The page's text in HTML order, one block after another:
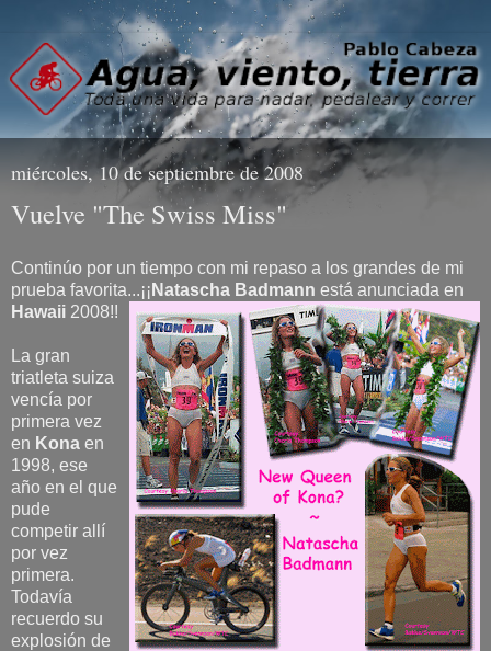
miércoles, 10 de septiembre de 2008
Vuelve "The Swiss Miss"
Continúo por un tiempo con mi repaso a los grandes de mi
prueba favorita...¡¡ Natascha Badmann está anunciada en
Hawaii 2008!!
La gran
triatleta suiza
vencía por
primera vez
en Kona en
1998, ese
año en el que
pude
competir allí
por vez
primera.
Todavía
recuerdo su
explosión de